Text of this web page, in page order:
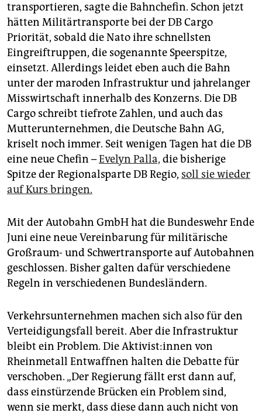
transportieren, sagte die Bahnchefin. Schon jetzt
hätten Militärtransporte bei der DB Cargo
Priorität, sobald die Nato ihre schnellsten
Eingreiftruppen, die sogenannte Speerspitze,
einsetzt. Allerdings leidet eben auch die Bahn
unter der maroden Infrastruktur und jahrelanger
Misswirtschaft innerhalb des Konzerns. Die DB
Cargo schreibt tiefrote Zahlen, und auch das
Mutterunternehmen, die Deutsche Bahn AG,
kriselt noch immer. Seit wenigen Tagen hat die DB
eine neue Chefin –Evelyn Palla, die bisherige
Spitze der Regionalsparte DB Regio, soll sie wieder
auf Kurs bringen.
Mit der Autobahn GmbH hat die Bundeswehr Ende
Juni eine neue Vereinbarung für militärische
Großraum- und Schwertransporte auf Autobahnen
geschlossen. Bisher galten dafür verschiedene
Regeln in verschiedenen Bundesländern.
Verkehrsunternehmen machen sich also für den
Verteidigungsfall bereit. Aber die Infrastruktur
bleibt ein Problem. Die Ak­ti­vis­t:in­nen von
Rheinmetall Entwaffnen halten die Debatte für
verschoben. „Der Regierung fällt erst dann auf,
dass einstürzende Brücken ein Problem sind,
wenn sie merkt, dass diese dann auch nicht von